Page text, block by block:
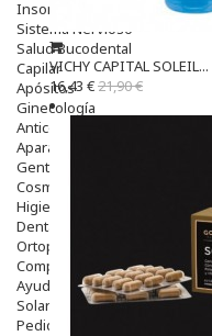
Insomnio
Sistema Nervioso
Salud Bucodental
Capilar
Apósitos
Ginecología
Anticonceptivos
Aparato Genital
Gente Mayor
Cosmética
Higiene
Dentales
Ortopedia
Complementos Nutricionales.
Ayudas
Solares
Pedido express
VICHY CAPITAL SOLEIL...
16,43 €21,90 €